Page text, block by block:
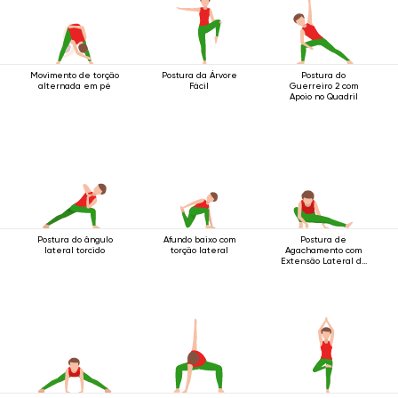
Movimento de torção
alternada em pé
Postura da Árvore
Fácil
Postura do
Guerreiro 2 com
Apoio no Quadril
Postura do ângulo
lateral torcido
Afundo baixo com
torção lateral
Postura de
Agachamento com
Extensão Lateral da